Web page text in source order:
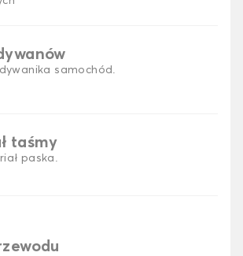
samochód.
taśmy
paska.